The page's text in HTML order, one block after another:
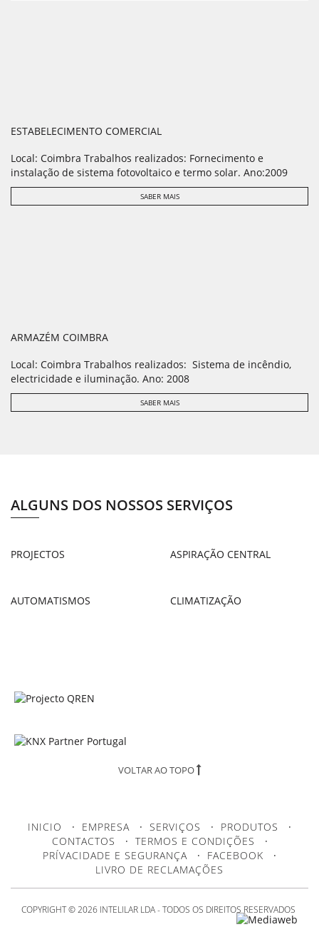
ESTABELECIMENTO COMERCIAL
Local: Coimbra Trabalhos realizados: Fornecimento e
instalação de sistema fotovoltaico e termo solar. Ano:2009
SABER MAIS
ARMAZÉM COIMBRA
Local: Coimbra Trabalhos realizados: Sistema de incêndio,
electricidade e iluminação. Ano: 2008
SABER MAIS
ALGUNS DOS NOSSOS SERVIÇOS
PROJECTOS ASPIRAÇÃO CENTRAL
AUTOMATISMOS CLIMATIZAÇÃO
VOLTAR AO TOPO
INICIO · EMPRESA · SERVIÇOS · PRODUTOS
·
CONTACTOS
· TERMOS E CONDIÇÕES
·
PRÍVACIDADE E SEGURANÇA
· FACEBOOK
·
LIVRO DE RECLAMAÇÕES
COPYRIGHT © 2026 INTELILAR LDA - TODOS OS DIREITOS RESERVADOS